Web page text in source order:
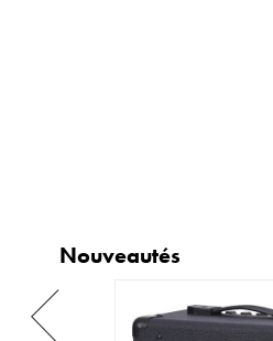
Nouveautés